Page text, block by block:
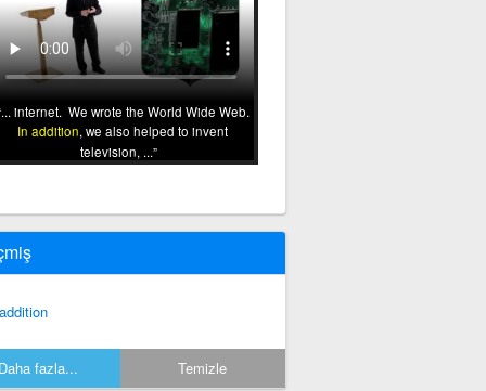
... internet. We wrote the World Wide Web.
In addition, we also helped to invent
television, ...
Daha fazla... Temizle